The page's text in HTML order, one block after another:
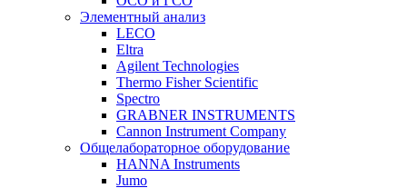
Элементный анализ
LECO
Eltra
Agilent Technologies
Thermo Fisher Scientific
Spectro
GRABNER INSTRUMENTS
Cannon Instrument Company
Общелабораторное оборудование
HANNA Instruments
Jumo